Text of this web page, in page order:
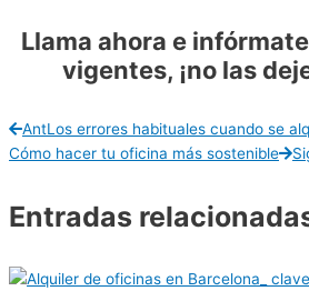
Llama ahora e
vigentes, ¡no las
AntLos errores habituales cuando se
Cómo hacer tu oficina más sostenible
Entradas